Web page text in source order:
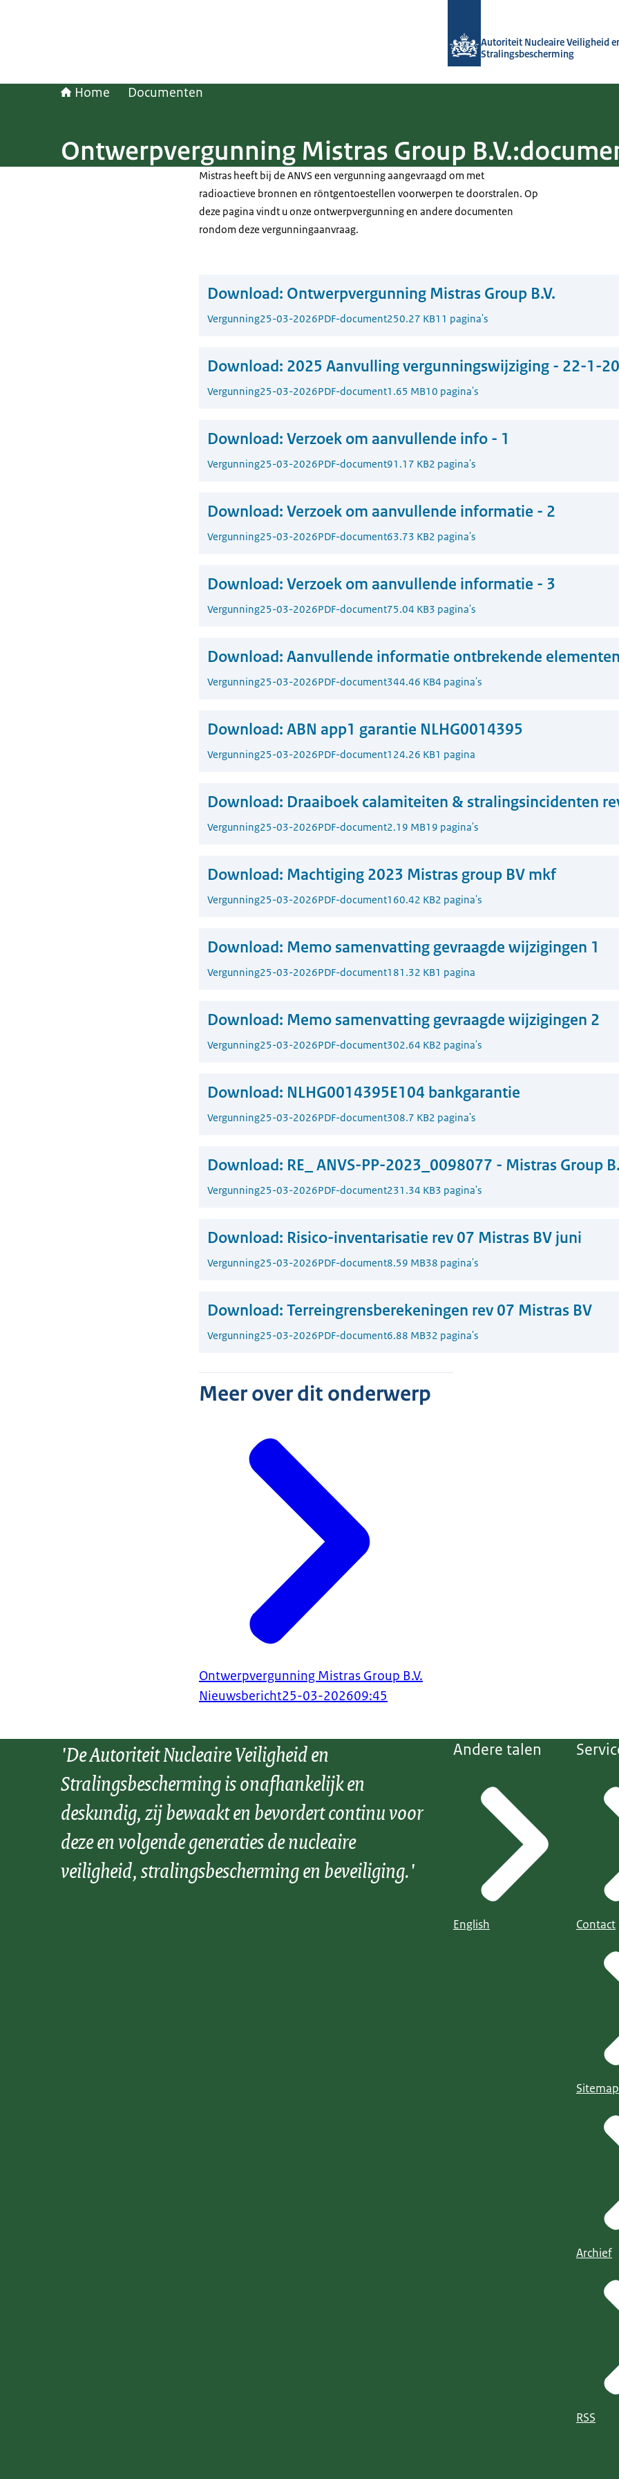
Autoriteit Nucleaire Veiligheid
Stralingsbescherming
Home Documenten
Ontwerpvergunning Mistras Group
Mistras heeft bij de ANVS een vergunning aangevraagd om met
radioactieve bronnen en röntgentoestellen voorwerpen te doorstralen. Op
deze pagina vindt u onze ontwerpvergunning en andere documenten
rondom deze vergunningaanvraag.
Download: Ontwerpvergunning Mistras Group B.V.
Vergunning25-03-2026PDF-document250.27 KB11 pagina's
Download: 2025 Aanvulling vergunningswijziging - 22-1-
Vergunning25-03-2026PDF-document1.65 MB10 pagina's
Download: Verzoek om aanvullende info - 1
Vergunning25-03-2026PDF-document91.17 KB2 pagina's
Download: Verzoek om aanvullende informatie - 2
Vergunning25-03-2026PDF-document63.73 KB2 pagina's
Download: Verzoek om aanvullende informatie - 3
Vergunning25-03-2026PDF-document75.04 KB3 pagina's
Download: Aanvullende informatie ontbrekende
Vergunning25-03-2026PDF-document344.46 KB4 pagina's
Download: ABN app1 garantie NLHG0014395
Vergunning25-03-2026PDF-document124.26 KB1 pagina
Download: Draaiboek calamiteiten & stralingsincidenten
Vergunning25-03-2026PDF-document2.19 MB19 pagina's
Download: Machtiging 2023 Mistras group BV mkf
Vergunning25-03-2026PDF-document160.42 KB2 pagina's
Download: Memo samenvatting gevraagde wijzigingen 1
Vergunning25-03-2026PDF-document181.32 KB1 pagina
Download: Memo samenvatting gevraagde wijzigingen 2
Vergunning25-03-2026PDF-document302.64 KB2 pagina's
Download: NLHG0014395E104 bankgarantie
Vergunning25-03-2026PDF-document308.7 KB2 pagina's
Download: RE_ ANVS-PP-2023_0098077 - Mistras Group
Vergunning25-03-2026PDF-document231.34 KB3 pagina's
Download: Risico-inventarisatie rev 07 Mistras BV juni
Vergunning25-03-2026PDF-document8.59 MB38 pagina's
Download: Terreingrensberekeningen rev 07 Mistras BV
Vergunning25-03-2026PDF-document6.88 MB32 pagina's
Meer over dit onderwerp
Ontwerpvergunning Mistras Group B.V.
Nieuwsbericht25-03-202609:45
'De Autoriteit Nucleaire Veiligheid en
Stralingsbescherming is onafhankelijk en
deskundig, zij bewaakt en bevordert continu voor
deze en volgende generaties de nucleaire
veiligheid, stralingsbescherming en beveiliging.'
Andere talen
English Contact
Sitemap
Archief
RSS